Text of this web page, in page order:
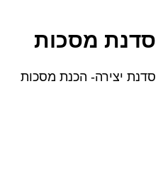
סדנת מסכות
סדנת יצירה- הכנת מסכות